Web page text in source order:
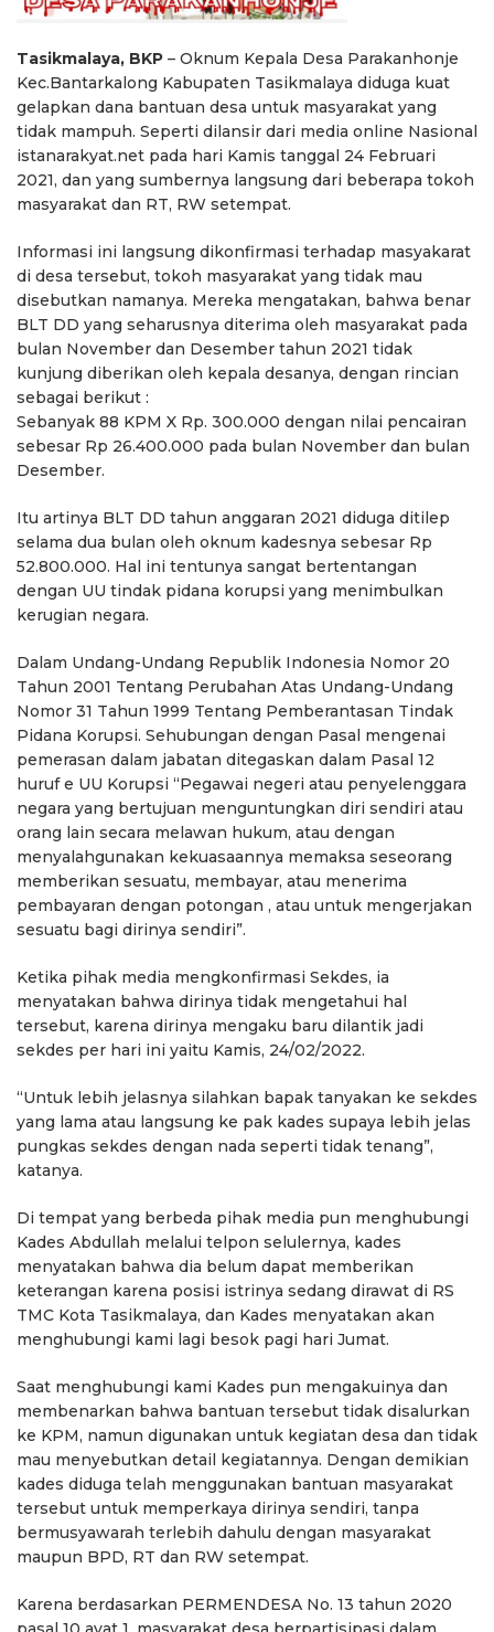
Tasikmalaya, BKP – Oknum Kepala Desa Parakanhonje
Kec.Bantarkalong Kabupaten Tasikmalaya diduga kuat
gelapkan dana bantuan desa untuk masyarakat yang
tidak mampuh. Seperti dilansir dari media online Nasional
istanarakyat.net pada hari Kamis tanggal 24 Februari
2021, dan yang sumbernya langsung dari beberapa tokoh
masyarakat dan RT, RW setempat.
Informasi ini langsung dikonfirmasi terhadap masyakarat
di desa tersebut, tokoh masyarakat yang tidak mau
disebutkan namanya. Mereka mengatakan, bahwa benar
BLT DD yang seharusnya diterima oleh masyarakat pada
bulan November dan Desember tahun 2021 tidak
kunjung diberikan oleh kepala desanya, dengan rincian
sebagai berikut :
Sebanyak 88 KPM X Rp. 300.000 dengan nilai pencairan
sebesar Rp 26.400.000 pada bulan November dan bulan
Desember.
Itu artinya BLT DD tahun anggaran 2021 diduga ditilep
selama dua bulan oleh oknum kadesnya sebesar Rp
52.800.000. Hal ini tentunya sangat bertentangan
dengan UU tindak pidana korupsi yang menimbulkan
kerugian negara.
Dalam Undang-Undang Republik Indonesia Nomor 20
Tahun 2001 Tentang Perubahan Atas Undang-Undang
Nomor 31 Tahun 1999 Tentang Pemberantasan Tindak
Pidana Korupsi. Sehubungan dengan Pasal mengenai
pemerasan dalam jabatan ditegaskan dalam Pasal 12
huruf e UU Korupsi “Pegawai negeri atau penyelenggara
negara yang bertujuan menguntungkan diri sendiri atau
orang lain secara melawan hukum, atau dengan
menyalahgunakan kekuasaannya memaksa seseorang
memberikan sesuatu, membayar, atau menerima
pembayaran dengan potongan , atau untuk mengerjakan
sesuatu bagi dirinya sendiri”.
Ketika pihak media mengkonfirmasi Sekdes, ia
menyatakan bahwa dirinya tidak mengetahui hal
tersebut, karena dirinya mengaku baru dilantik jadi
sekdes per hari ini yaitu Kamis, 24/02/2022.
“Untuk lebih jelasnya silahkan bapak tanyakan ke sekdes
yang lama atau langsung ke pak kades supaya lebih jelas
pungkas sekdes dengan nada seperti tidak tenang”,
katanya.
Di tempat yang berbeda pihak media pun menghubungi
Kades Abdullah melalui telpon selulernya, kades
menyatakan bahwa dia belum dapat memberikan
keterangan karena posisi istrinya sedang dirawat di RS
TMC Kota Tasikmalaya, dan Kades menyatakan akan
menghubungi kami lagi besok pagi hari Jumat.
Saat menghubungi kami Kades pun mengakuinya dan
membenarkan bahwa bantuan tersebut tidak disalurkan
ke KPM, namun digunakan untuk kegiatan desa dan tidak
mau menyebutkan detail kegiatannya. Dengan demikian
kades diduga telah menggunakan bantuan masyarakat
tersebut untuk memperkaya dirinya sendiri, tanpa
bermusyawarah terlebih dahulu dengan masyarakat
maupun BPD, RT dan RW setempat.
Karena berdasarkan PERMENDESA No. 13 tahun 2020